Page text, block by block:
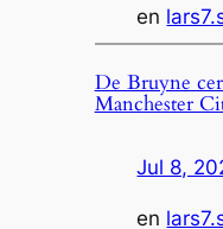
en
De Bruyne
Manchester
Jul 8,
en